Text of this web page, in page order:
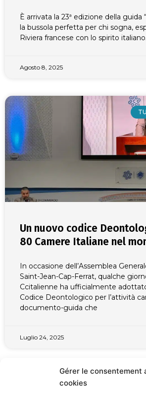
Gérer le consentement
cookies
È arrivata la 23ª edizione della guida
la bussola perfetta per chi sogna,
Riviera francese con lo spirito italiano.
Agosto 8, 2025
Un nuovo codice
80 Camere Italiane nel
In occasione dell’Assemblea
Saint-Jean-Cap-Ferrat, qualche
Ccitalienne ha ufficialmente
Codice Deontologico per l’attività
documento-guida che
Luglio 24, 2025